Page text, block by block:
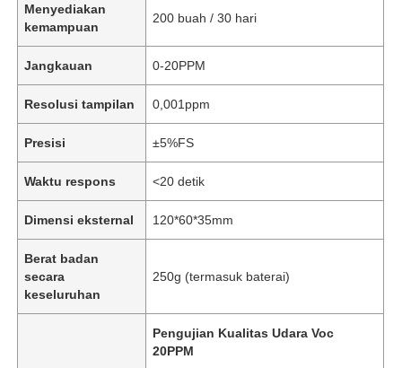
Menyediakan
kemampuan
200 buah / 30 hari
Jangkauan 0-20PPM
Resolusi tampilan 0,001ppm
Presisi ±5%FS
Waktu respons <20 detik
Dimensi eksternal 120*60*35mm
Berat badan
secara
keseluruhan
250g (termasuk baterai)
Pengujian Kualitas Udara Voc
20PPM